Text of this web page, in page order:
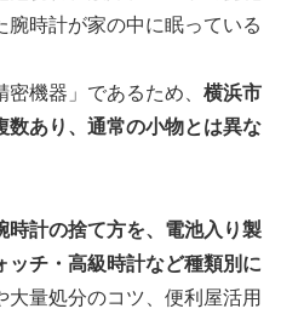
時計が家の中に眠っている
機器」であるため、 横浜市
数あり、通常の小物とは異な
時計の捨て方を、電池入り製
チ・高級時計など種類別に
大量処分のコツ、便利屋活用